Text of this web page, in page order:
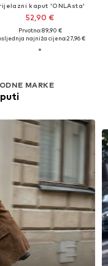
kaput 'ONLAsta'
52,90 €
Prvotno: 89,90 €
najniža cijena:27,96 €
MARKE